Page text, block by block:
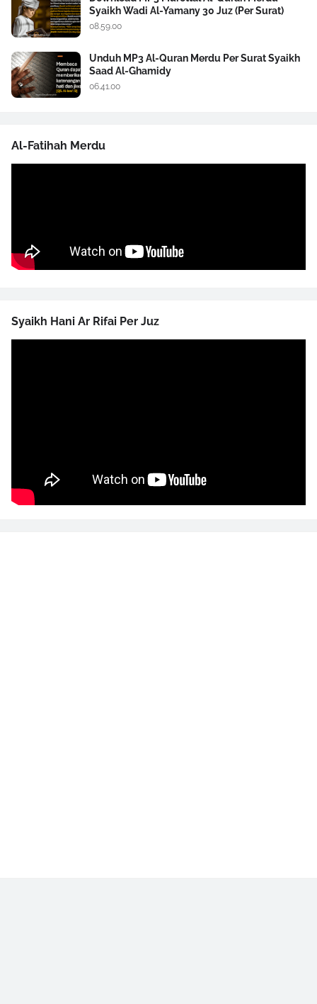
Syaikh Wadi Al-Yamany 30 Juz (Per Surat)
08.59.00
Unduh MP3 Al-Quran Merdu Per Surat Syaikh
Saad Al-Ghamidy
06.41.00
Al-Fatihah Merdu
Syaikh Hani Ar Rifai Per Juz